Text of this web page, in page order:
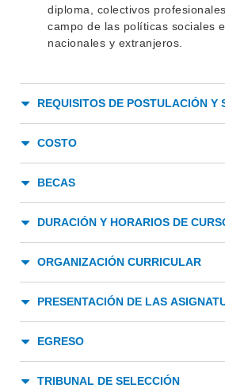
INSTITUCIONAL
ENSEÑANZA
INVESTIGACIÓN
SERVICIOS
LLAMADOS
NOTICIAS
BEDELÍA
OFERTA DE GRADO
MOVILIDAD ACADÉMICA
BIBLIOTECA
diploma, colectivos
campo de las políticas sociales
nacionales y extranjeros.
REQUISITOS DE POSTULACIÓN Y
COSTO
BECAS
DURACIÓN Y HORARIOS DE
ORGANIZACIÓN CURRICULAR
PRESENTACIÓN DE LAS
EGRESO
TRIBUNAL DE SELECCIÓN